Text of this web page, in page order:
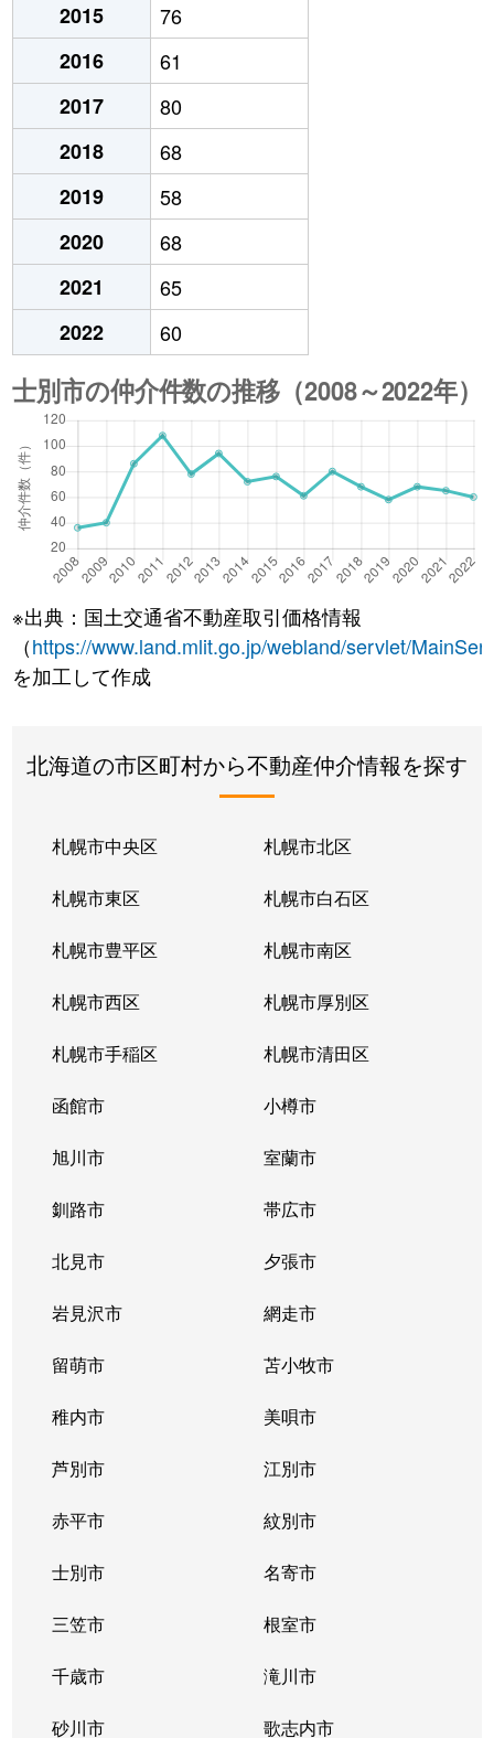
2015
76
2016
61
2017
80
2018
68
2019
58
2020
68
2021
65
2022
60
※出典：国土交通省不動産取引価格情報
（https://www.land.mlit.go.jp/webland/servlet/
を加工して作成
北海道の市区町村から不動産仲介情報を探す
札幌市中央区 札幌市北区
札幌市東区 札幌市白石区
札幌市豊平区 札幌市南区
札幌市西区 札幌市厚別区
札幌市手稲区 札幌市清田区
函館市 小樽市
旭川市 室蘭市
釧路市 帯広市
北見市 夕張市
岩見沢市 網走市
留萌市 苫小牧市
稚内市 美唄市
芦別市 江別市
赤平市 紋別市
士別市 名寄市
三笠市 根室市
千歳市 滝川市
砂川市 歌志内市